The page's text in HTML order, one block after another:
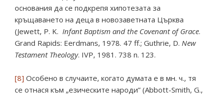
основания да се подкрепя хипотезата за
кръщаването на деца в новозаветната Църква
(Jewett, P. K. Infant Baptism and the Covenant of Grace.
Grand Rapids: Eerdmans, 1978. 47 ff.; Guthrie, D. New
Testament Theology. IVP, 1981. 738 n. 123.
[8] Особено в случаите, когато думата е в мн. ч., тя
се отнася към „езическите народи” (Abbott-Smith, G.,